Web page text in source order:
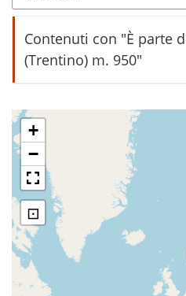
Contenuti con "È parte
(Trentino) m. 950"
griso
+
−
⊡